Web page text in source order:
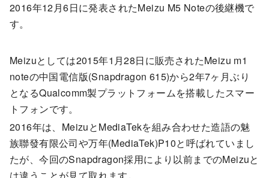
2016年12月6日に発表されたMeizu M5 Noteの後継機で
す。
Meizuとしては2015年1月28日に販売されたMeizu m1
noteの中国電信版(Snapdragon 615)から2年7ヶ月ぶり
となるQualcomm製プラットフォームを搭載したスマー
トフォンです。
2016年は、MeizuとMediaTekを組み合わせた造語の魅
族聯發有限公司や万年(MediaTek)P10と呼ばれていまし
たが、今回のSnapdragon採用により以前までのMeizuと
は違うことが見て取れます。